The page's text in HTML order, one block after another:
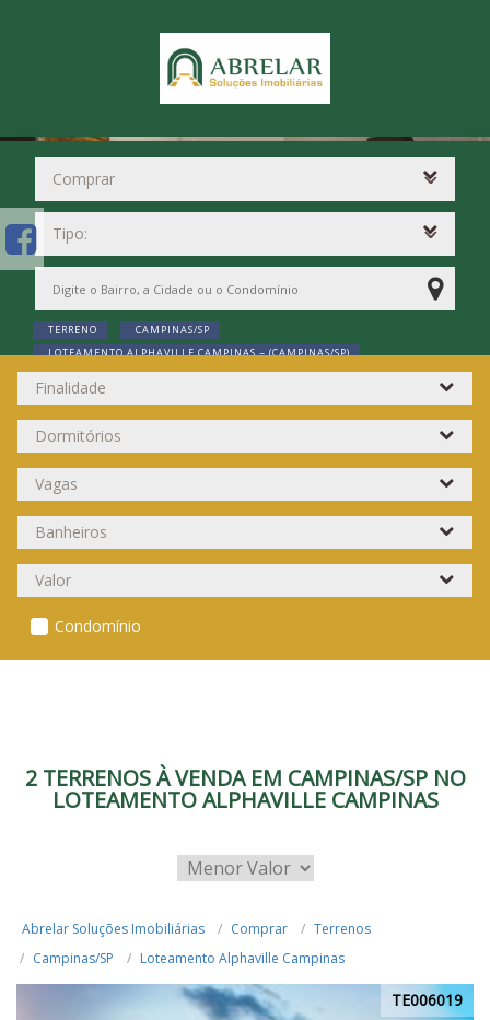
TERRENO
CAMPINAS/SP
LOTEAMENTO ALPHAVILLE CAMPINAS ~ (CAMPINAS/SP)
Condomínio
2 TERRENOS À VENDA EM CAMPINAS/SP NO
LOTEAMENTO ALPHAVILLE CAMPINAS
Abrelar Soluções Imobiliárias Comprar
Terrenos
Campinas/SP
Loteamento Alphaville Campinas
TE006019